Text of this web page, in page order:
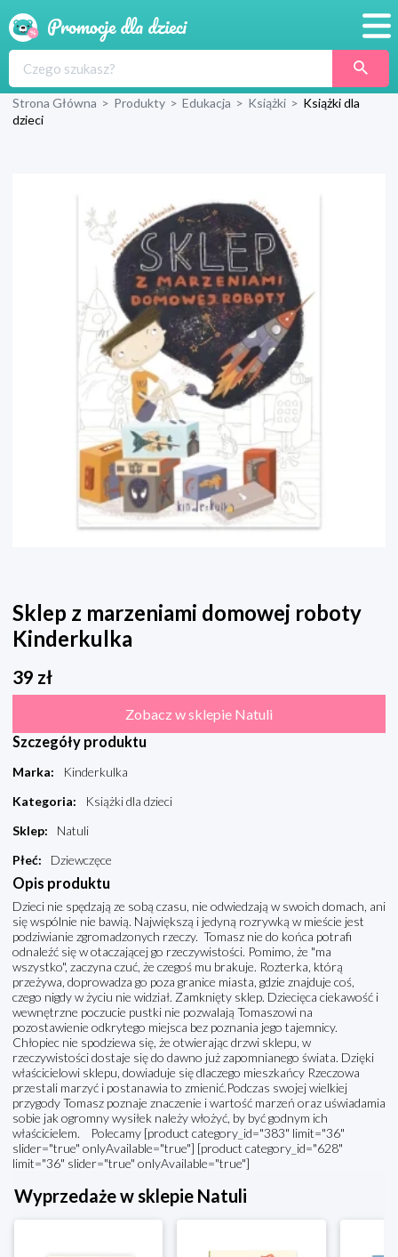
Produkty
Wyprawka
Strona Główna > Produkty > Edukacja > Książki > Książki dla
dzieci
Sklep z marzeniami domowej roboty
Kinderkulka
39 zł
Zobacz w sklepie Natuli
Szczegóły produktu
Marka:
Kinderkulka
Kategoria:
Książki dla dzieci
Sklep:
Natuli
Płeć: Dziewczęce
Opis produktu
Dzieci nie spędzają ze sobą czasu, nie odwiedzają w swoich domach, ani
się wspólnie nie bawią. Największą i jedyną rozrywką w mieście jest
podziwianie zgromadzonych rzeczy. Tomasz nie do końca potrafi
odnaleźć się w otaczającej go rzeczywistości. Pomimo, że "ma
wszystko", zaczyna czuć, że czegoś mu brakuje. Rozterka, którą
przeżywa, doprowadza go poza granice miasta, gdzie znajduje coś,
czego nigdy w życiu nie widział. Zamknięty sklep. Dziecięca ciekawość i
wewnętrzne poczucie pustki nie pozwalają Tomaszowi na
pozostawienie odkrytego miejsca bez poznania jego tajemnicy.
Chłopiec nie spodziewa się, że otwierając drzwi sklepu, w
rzeczywistości dostaje się do dawno już zapomnianego świata. Dzięki
właścicielowi sklepu, dowiaduje się dlaczego mieszkańcy Rzeczowa
przestali marzyć i postanawia to zmienić.Podczas swojej wielkiej
przygody Tomasz poznaje znaczenie i wartość marzeń oraz uświadamia
sobie jak ogromny wysiłek należy włożyć, by być godnym ich
właścicielem. Polecamy [product category_id="383" limit="36"
slider="true" onlyAvailable="true"] [product category_id="628"
limit="36" slider="true" onlyAvailable="true"]
Wyprzedaże w sklepie Natuli